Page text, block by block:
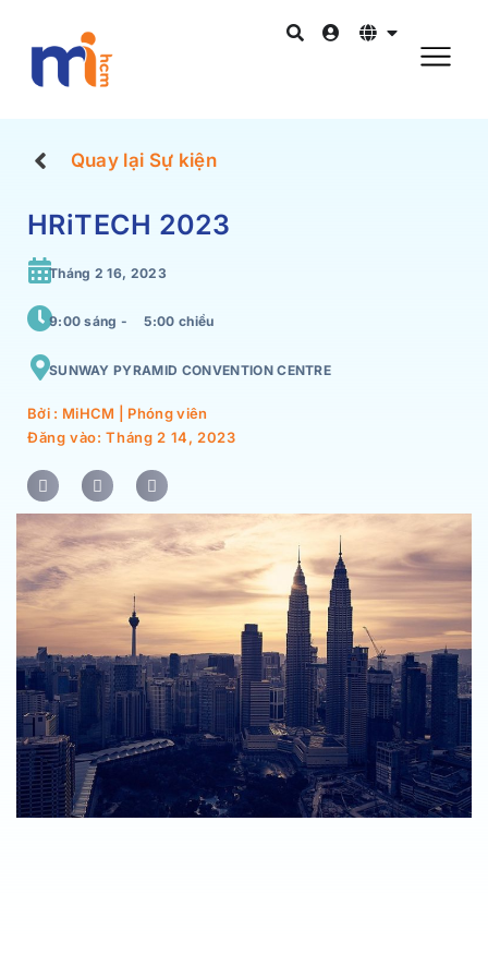
Quay lại Sự kiện
HRiTECH 2023
Tháng 2 16, 2023
9:00 sáng - 5:00 chiều
SUNWAY PYRAMID CONVENTION CENTRE
Bởi : MiHCM | Phóng viên
Đăng vào: Tháng 2 14, 2023